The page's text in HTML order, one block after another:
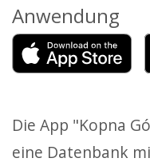
Anwendung
Die App "Kopna
eine Datenbank